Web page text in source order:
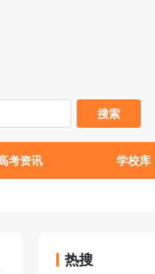
搜索
考资讯 学校库
热搜